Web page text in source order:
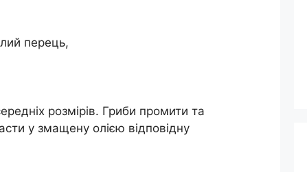
перець,
розмірів. Гриби промити та
у змащену олією відповідну